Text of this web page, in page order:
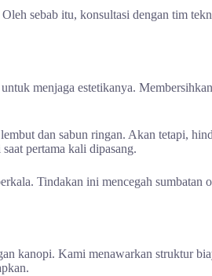
sebab itu, konsultasi dengan tim
menjaga estetikanya.
dan sabun ringan. Akan tetapi,
pertama kali dipasang.
Tindakan ini mencegah
kanopi. Kami menawarkan struktur